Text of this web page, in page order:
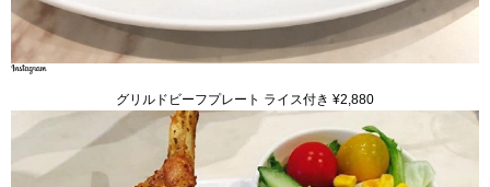
グリルドビーフプレート ライス付き ¥2,880